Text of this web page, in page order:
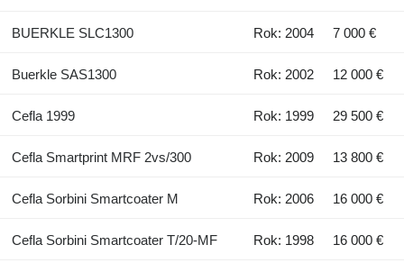
BUERKLE SLC1300 Rok: 2004 7 000 €
Buerkle SAS1300 Rok: 2002 12 000 €
Cefla 1999 Rok: 1999 29 500 €
Cefla Smartprint MRF 2vs/300 Rok: 2009 13 800 €
Cefla Sorbini Smartcoater M Rok: 2006 16 000 €
Cefla Sorbini Smartcoater T/20-MF Rok: 1998 16 000 €